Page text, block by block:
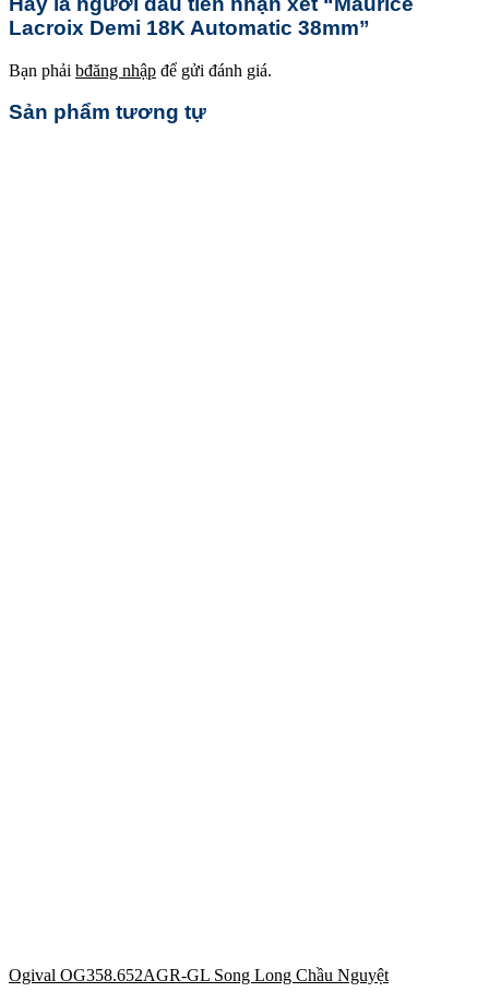
Lacroix Demi 18K Automatic 38mm”
Bạn phải bđăng nhập để gửi đánh giá.
Sản phẩm tương tự
Ogival OG358.652AGR-GL Song Long Chầu Nguyệt